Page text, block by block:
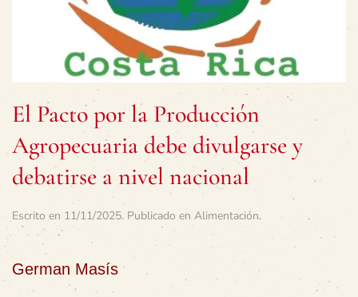
El Pacto por la Producción
Agropecuaria debe divulgarse y
debatirse a nivel nacional
Escrito en 11/11/2025. Publicado en Alimentación.
German Masís